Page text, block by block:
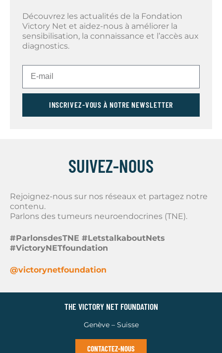
Découvrez les actualités de la Fondation
Victory Net et aidez-nous à améliorer la
sensibilisation, la connaissance et l’accès aux
diagnostics.
INSCRIVEZ-VOUS À NOTRE NEWSLETTER
SUIVEZ-NOUS
Rejoignez-nous sur nos réseaux et partagez notre
contenu.
Parlons des tumeurs neuroendocrines (TNE).
#ParlonsdesTNE #LetstalkaboutNets
#VictoryNETfoundation
@victorynetfoundation
THE VICTORY NET FOUNDATION
Genève – Suisse
CONTACTEZ-NOUS